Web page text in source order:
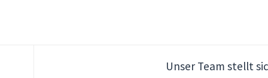
Unser Team stellt